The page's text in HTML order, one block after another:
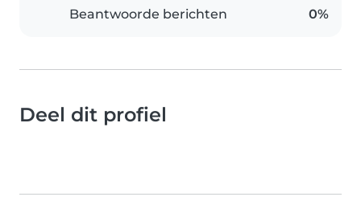
Beantwoorde berichten 0%
Deel dit profiel